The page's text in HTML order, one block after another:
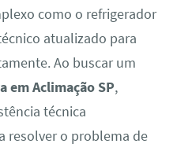
como o refrigerador
atualizado para
Ao buscar um
em Aclimação SP,
técnica
resolver o problema de